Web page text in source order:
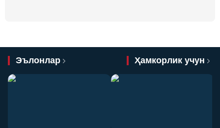
Эълонлар Ҳамкорлик учун